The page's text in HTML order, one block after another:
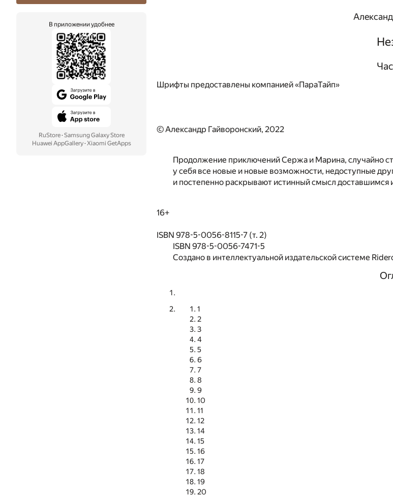
В приложении удобнее
RuStore· Samsung Galaxy Store
Huawei AppGallery· Xiaomi GetApps
Шрифты предоставлены компанией «ПараТайп»
© Александр Гайворонский, 2022
Продолжение приключений Сержа и Марина, случайно
у себя все новые и новые возможности, недоступные
и постепенно раскрывают истинный смысл доставшимся
16+
ISBN 978-5-0056-8115-7 (т. 2)
ISBN 978-5-0056-7471-5
Создано в интеллектуальной издательской системе
1
2
3
4
5
6
7
8
9
10
11
12
14
15
16
17
18
19
20